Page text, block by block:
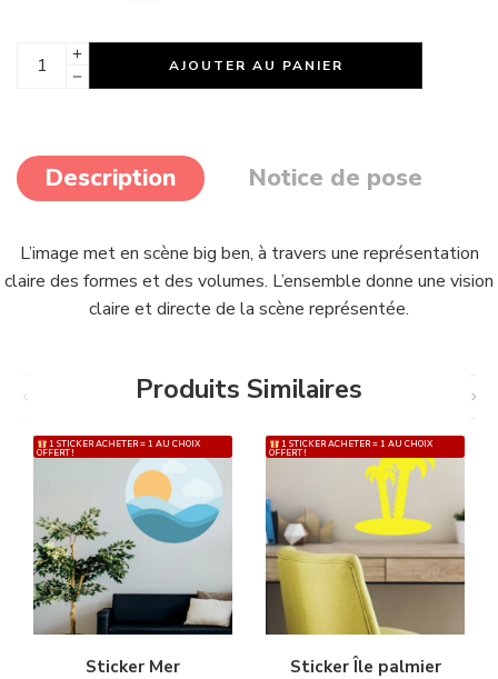
AJOUTER AU PANIER
Description Notice de pose
L’image met en scène big ben, à travers une représentation
claire des formes et des volumes. L’ensemble donne une vision
claire et directe de la scène représentée.
Produits Similaires
1 STICKER ACHETER = 1 AU CHOIX
OFFERT !
Sticker Mer
1 STICKER ACHETER = 1 AU CHOIX
OFFERT !
Sticker Île palmier